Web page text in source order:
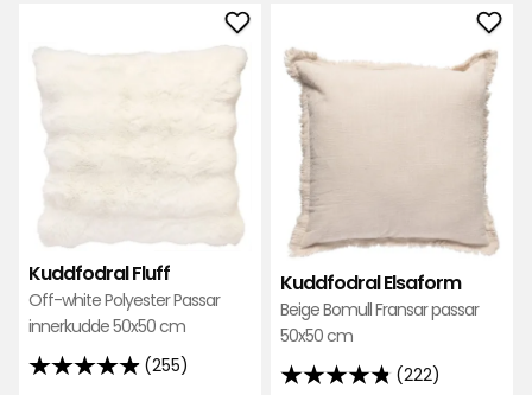
Kuddfodral Fluff
Off-white Polyester Passar
innerkudde 50x50 cm
(255)
4.9
Lägg
till
Kuddfodral
Fluff
i
favoriter
Kuddfodral Elsaform
Beige Bomull Fransar passar
50x50 cm
(222)
4.8
till
i